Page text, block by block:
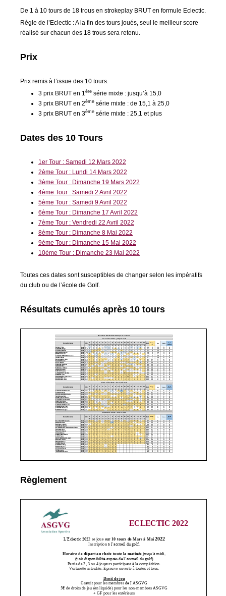
De 1 à 10 tours de 18 trous en strokeplay BRUT en formule Eclectic.
Règle de l’Eclectic : A la fin des tours joués, seul le meilleur score
réalisé sur chacun des 18 trous sera retenu.
Prix
Prix remis à l’issue des 10 tours.
3 prix BRUT en 1 ère série mixte : jusqu’à 15,0
3 prix BRUT en 2ème série mixte : de 15,1 à 25,0
3 prix BRUT en 3ème série mixte : 25,1 et plus
Dates des 10 Tours
1er Tour : Samedi 12 Mars 2022
2ème Tour : Lundi 14 Mars 2022
3ème Tour : Dimanche 19 Mars 2022
4ème Tour : Samedi 2 Avril 2022
5ème Tour : Samedi 9 Avril 2022
6ème Tour : Dimanche 17 Avril 2022
7ème Tour : Vendredi 22 Avril 2022
8ème Tour : Dimanche 8 Mai 2022
9ème Tour : Dimanche 15 Mai 2022
10ème Tour : Dimanche 23 Mai 2022
Toutes ces dates sont susceptibles de changer selon les impératifs
du club ou de l’école de Golf.
Résultats cumulés après 10 tours
Règlement